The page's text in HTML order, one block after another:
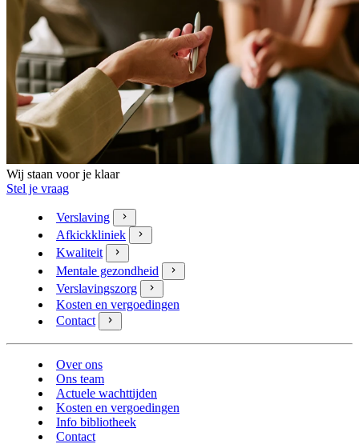
Wij staan voor je klaar
Stel je vraag
Verslaving
Afkickkliniek
Kwaliteit
Mentale gezondheid
Verslavingszorg
Kosten en vergoedingen
Contact
Over ons
Ons team
Actuele wachttijden
Kosten en vergoedingen
Info bibliotheek
Contact